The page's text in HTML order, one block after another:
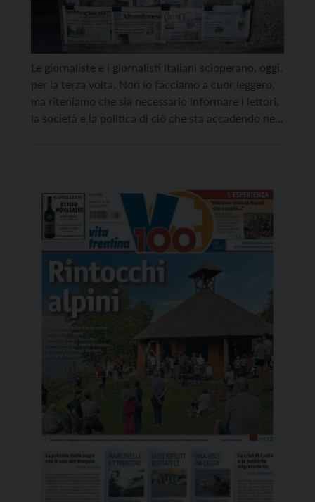
Le giornaliste e i giornalisti italiani scioperano, oggi,
per la terza volta. Non lo facciamo a cuor leggero,
ma riteniamo che sia necessario informare i lettori,
la società e la politica di ciò che sta accadendo nel